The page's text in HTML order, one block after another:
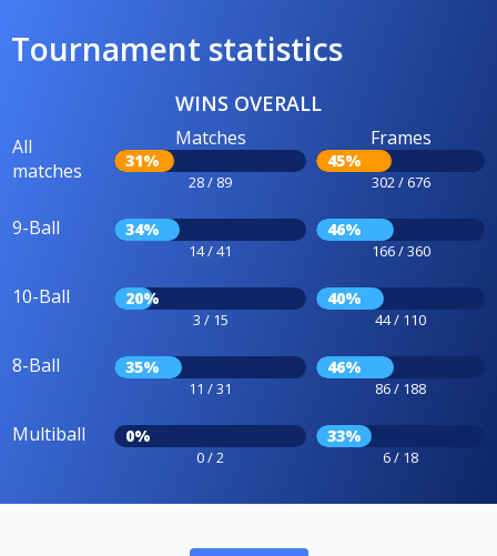
Tournament statistics
WINS OVERALL
All
matches
Matches
31%
28 / 89
Frames
45%
302 / 676
9-Ball 34%
14 / 41
46%
166 / 360
10-Ball 20%
3 / 15
40%
44 / 110
8-Ball 35%
11 / 31
46%
86 / 188
Multiball 0%
0 / 2
33%
6 / 18